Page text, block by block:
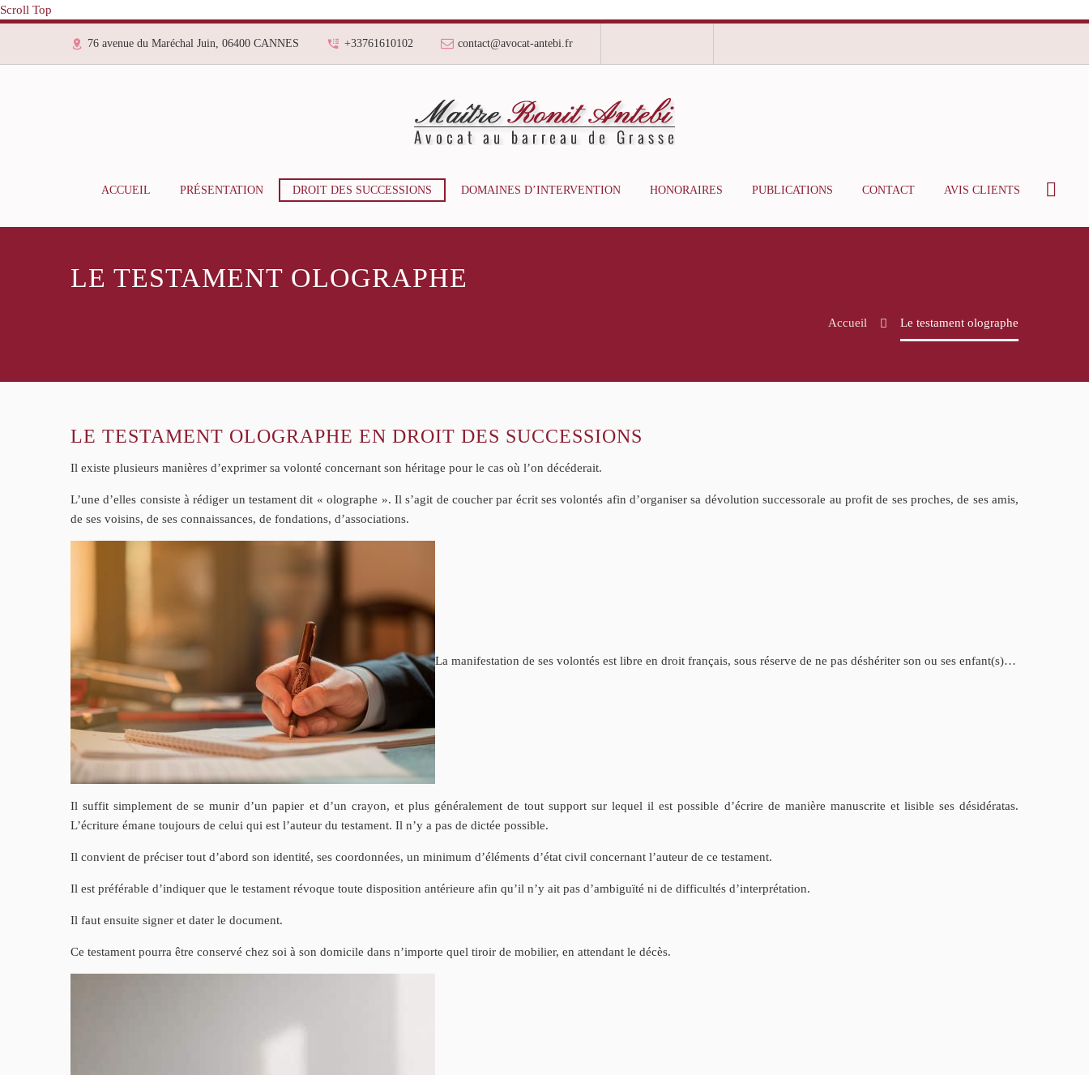
Scroll Top
76 avenue du Maréchal Juin, 06400 CANNES +33761610102 contact@avocat-antebi.fr
ACCUEIL PRÉSENTATION DROIT DES SUCCESSIONS DOMAINES D’INTERVENTION HONORAIRES PUBLICATIONS CONTACT AVIS CLIENTS
LE TESTAMENT OLOGRAPHE
Accueil Le testament olographe
LE TESTAMENT OLOGRAPHE EN DROIT DES SUCCESSIONS
Il existe plusieurs manières d’exprimer sa volonté concernant son héritage pour le cas où l’on décéderait.
L’une d’elles consiste à rédiger un testament dit « olographe ». Il s’agit de coucher par écrit ses volontés afin d’organiser sa dévolution successorale au profit de ses proches, de ses amis,
de ses voisins, de ses connaissances, de fondations, d’associations.
La manifestation de ses volontés est libre en droit français, sous réserve de ne pas déshériter son ou ses enfant(s)…
Il suffit simplement de se munir d’un papier et d’un crayon, et plus généralement de tout support sur lequel il est possible d’écrire de manière manuscrite et lisible ses désidératas.
L’écriture émane toujours de celui qui est l’auteur du testament. Il n’y a pas de dictée possible.
Il convient de préciser tout d’abord son identité, ses coordonnées, un minimum d’éléments d’état civil concernant l’auteur de ce testament.
Il est préférable d’indiquer que le testament révoque toute disposition antérieure afin qu’il n’y ait pas d’ambiguïté ni de difficultés d’interprétation.
Il faut ensuite signer et dater le document.
Ce testament pourra être conservé chez soi à son domicile dans n’importe quel tiroir de mobilier, en attendant le décès.